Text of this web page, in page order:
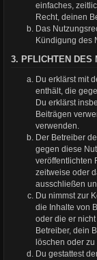
einfaches,
Recht, deinen
Das
Kündigung des
3. PFLICHTEN DES
Du erklärst mit
enthält, die
Du erklärst
Beiträgen
verwenden.
Der Betreiber
gegen diese
veröffentlichten
zeitweise oder
ausschließen
Du nimmst zur
die Inhalte von
oder die er
Betreiber, dein
löschen oder
Du gestattest